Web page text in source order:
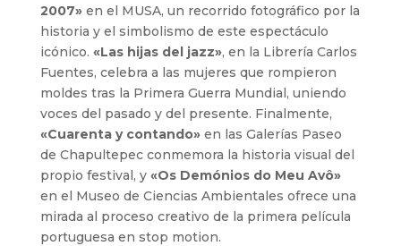
2007»en el MUSA, un recorrido fotográfico por la
historia y el simbolismo de este espectáculo
icónico. «Las hijas del jazz», en la Librería Carlos
Fuentes, celebra a las mujeres que rompieron
moldes tras la Primera Guerra Mundial, uniendo
voces del pasado y del presente. Finalmente,
«Cuarenta y contando»en las Galerías Paseo
de Chapultepec conmemora la historia visual del
propio festival, y «Os Demónios do Meu Avô»
en el Museo de Ciencias Ambientales ofrece una
mirada al proceso creativo de la primera película
portuguesa en stop motion.